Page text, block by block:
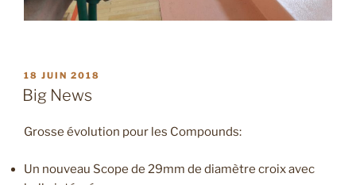
PUBLIÉ
LE
18 JUIN 2018
Big News
Grosse évolution pour les Compounds:
Un nouveau Scope de 29mm de diamètre croix avec